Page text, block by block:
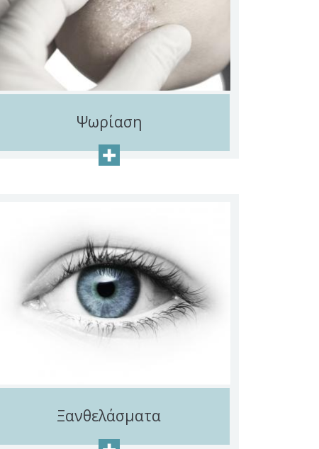
Ψωρίαση
+
Ξανθελάσματα
+